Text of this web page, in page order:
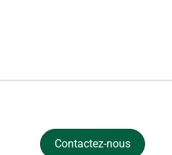
Contactez-nous